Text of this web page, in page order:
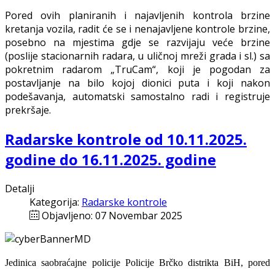
Pored ovih planiranih i najavljenih kontrola brzine
kretanja vozila, radit će se i nenajavljene kontrole brzine,
posebno na mjestima gdje se razvijaju veće brzine
(poslije stacionarnih radara, u uličnoj mreži grada i sl.) sa
pokretnim radarom „TruCam“, koji je pogodan za
postavljanje na bilo kojoj dionici puta i koji nakon
podešavanja, automatski samostalno radi i registruje
prekršaje.
Radarske kontrole od 10.11.2025.
godine do 16.11.2025. godine
Detalji
Kategorija: Radarske kontrole
Objavljeno: 07 Novembar 2025
Jedinica saobraćajne policije Policije Brčko distrikta BiH, pored